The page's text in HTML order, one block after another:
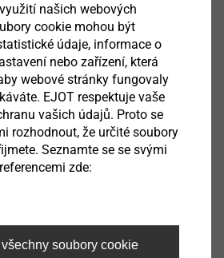
EJOT ALtracs®Xt
Zobrazit výrobek
EJOT SpringHead
našich webových
cookie mohou být
údaje, informace o
nebo zařízení, která
webové stránky fungovaly
EJOT respektuje vaše
vašich údajů. Proto se
rozhodnout, že určité soubory
Seznamte se se svými
zde:
soubory cookie